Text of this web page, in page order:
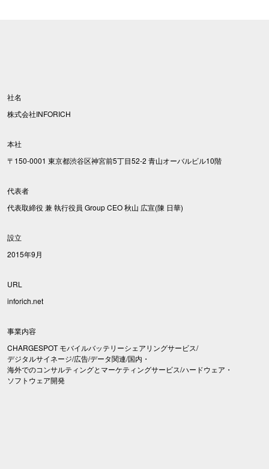
社名
株式会社INFORICH
本社
〒150-0001 東京都渋谷区神宮前5丁目52-2 青山オーバルビル10階
代表者
代表取締役 兼 執行役員 Group CEO 秋山 広宣(陳 日華)
設立
2015年9月
URL
inforich.net
事業内容
CHARGESPOT モバイルバッテリーシェアリングサービス/
デジタルサイネージ/広告/データ関連/国内・
海外でのコンサルティングとマーケティングサービス/ハードウェア・
ソフトウェア開発